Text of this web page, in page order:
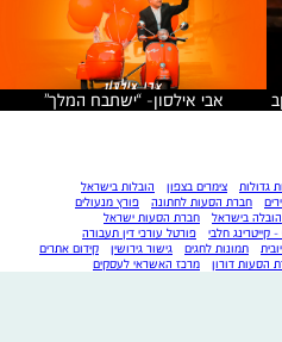
אבי אילסון- “ישתבח המלך”
גדולות צימרים בצפון
הובלות בישראל
חברת הסעות לחתונה
פורץ מנעולים
הובלה בישראל
חברת הסעות ישראל
פורטל עורכי דין תעבורה
תמונות לחגים גישור גירושין
קידום אתרים
הסעות דורון מרכז האשראי לעסקים